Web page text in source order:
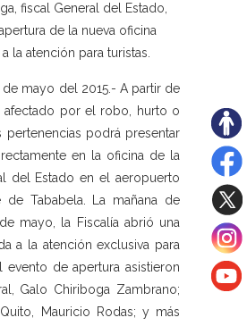
fiscal General del Estado,
de la nueva oficina
la atención para turistas.
de mayo del 2015.- A partir de
afectado por el robo, hurto o
pertenencias podrá presentar
en la oficina de la
del Estado en el aeropuerto
de Tababela. La mañana de
mayo, la Fiscalía abrió una
a la atención exclusiva para
evento de apertura asistieron
Galo Chiriboga Zambrano;
Mauricio Rodas; y más